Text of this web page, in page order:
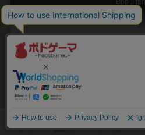
Bob Jiten
3～8人
誰にでも、誰とでも、何度だって楽しめ
日本語大好きな外人ボブになって、日
る。 例えば、コーヒーというお題だっ